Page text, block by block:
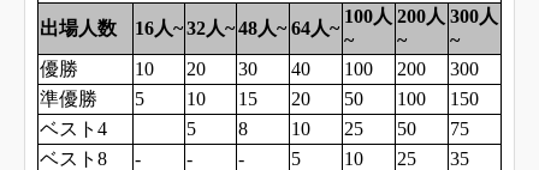
出場人数
16人~32人~48人~ 64人~
100人
~
200人
~
300人
~
優勝
10 20 30 40 100 200
300
準優勝
5 10 15 20 50 100
150
ベスト4
5 8 10 25 50
75
ベスト8
- - - 5 10 25 35